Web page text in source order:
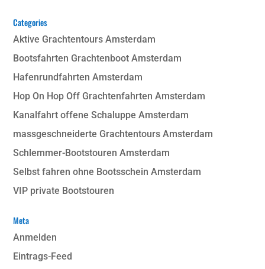
Categories
Aktive Grachtentours Amsterdam
Bootsfahrten Grachtenboot Amsterdam
Hafenrundfahrten Amsterdam
Hop On Hop Off Grachtenfahrten Amsterdam
Kanalfahrt offene Schaluppe Amsterdam
massgeschneiderte Grachtentours Amsterdam
Schlemmer-Bootstouren Amsterdam
Selbst fahren ohne Bootsschein Amsterdam
VIP private Bootstouren
Meta
Anmelden
Eintrags-Feed